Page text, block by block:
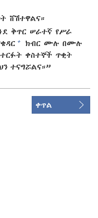
ሸሽተዋልና።
ቅጥር ሠራተኛ የሥራ
+
ክብር ሙሉ በሙሉ
ቀስተኞች ጥቂት
ተናግሯልና።”
ቀጥል